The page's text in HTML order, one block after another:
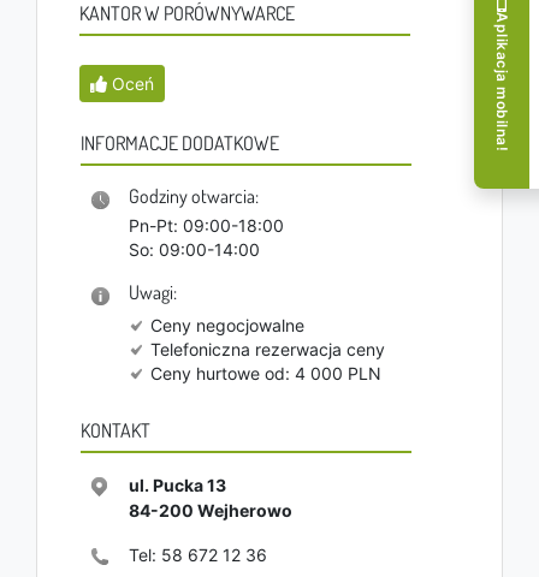
KANTOR W PORÓWNYWARCE
Oceń
INFORMACJE DODATKOWE
Godziny otwarcia:
Pn-Pt: 09:00-18:00
So: 09:00-14:00
Uwagi:
Ceny negocjowalne
Telefoniczna rezerwacja ceny
Ceny hurtowe od: 4 000 PLN
KONTAKT
ul. Pucka 13
84-200 Wejherowo
Tel: 58 672 12 36
Aplikacja mobilna!